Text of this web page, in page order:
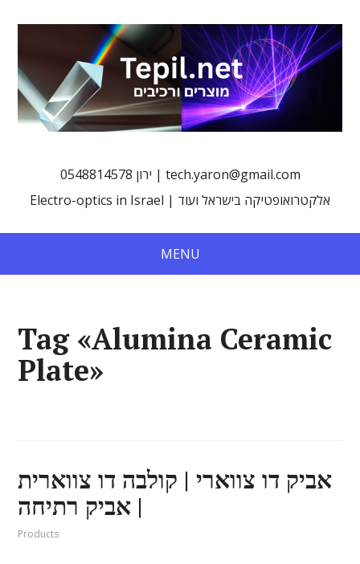
0548814578 ירון | tech.yaron@gmail.com
Electro-optics in Israel | אלקטרואופטיקה בישראל ועוד
MENU
Tag «Alumina Ceramic
Plate»
אביק דו צווארי | קולבה דו צווארית
| אביק רתיחה
Products